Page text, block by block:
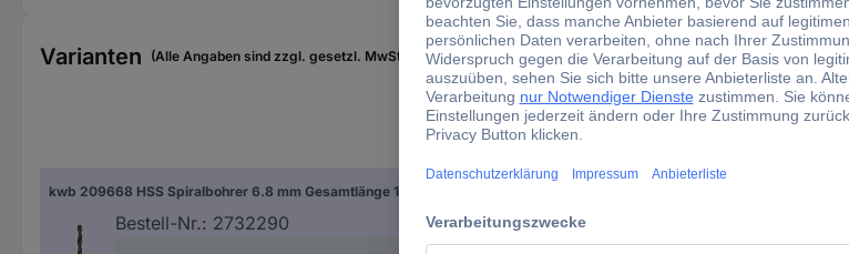
Varianten (Alle Angaben sind zzgl. gesetzl. MwSt., zzgl. Versand)
Bestell-Nr.: 2732290